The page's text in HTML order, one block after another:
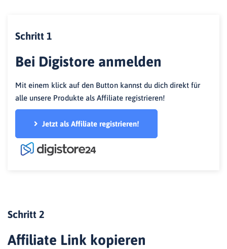
Schritt 1
Bei Digistore anmelden
Mit einem klick auf den Button kannst du dich direkt für
alle unsere Produkte als Affiliate registrieren!
Jetzt als Affiliate registrieren!
Schritt 2
Affiliate Link kopieren